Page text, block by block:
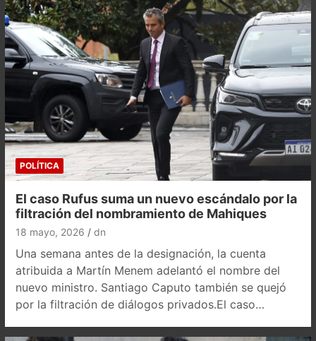
POLÍTICA
El caso Rufus suma un nuevo escándalo por la
filtración del nombramiento de Mahiques
18 mayo, 2026 dn
Una semana antes de la designación, la cuenta
atribuida a Martín Menem adelantó el nombre del
nuevo ministro. Santiago Caputo también se quejó
por la filtración de diálogos privados.El caso…